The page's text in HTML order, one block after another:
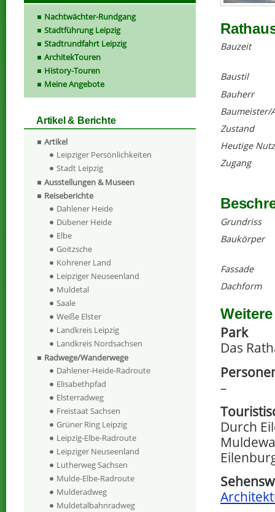
Bauzeit
Baustil
Bauherr
Baumeister/
Zustand
Heutige
Zugang
Grundriss
Baukörper
Fassade
Dachform
Park
Das
–
Durch
Nachtwächter-Rundgang
Stadtführung Leipzig
Stadtrundfahrt Leipzig
ArchitekTouren
History-Touren
Meine Angebote
Artikel & Berichte
Artikel
Leipziger Persönlichkeiten
Stadt Leipzig
Ausstellungen & Museen
Reiseberichte
Dahlener Heide
Dübener Heide
Elbe
Goitzsche
Kohrener Land
Leipziger Neuseenland
Muldetal
Saale
Weiße Elster
Landkreis Leipzig
Landkreis Nordsachsen
Radwege/Wanderwege
Dahlener-Heide-Radroute
Elisabethpfad
Elsterradweg
Freistaat Sachsen
Grüner Ring Leipzig
Leipzig-Elbe-Radroute
Leipziger Neuseenland
Lutherweg Sachsen
Mulde-Elbe-Radroute
Mulderadweg
Muldetalbahnradweg